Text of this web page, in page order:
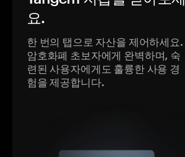
요.
한 번의 탭으로 자산을 제어하세요.
암호화폐 초보자에게 완벽하며, 숙
련된 사용자에게도 훌륭한 사용 경
험을 제공합니다.